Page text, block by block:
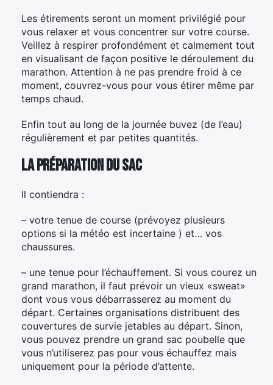
Les étirements seront un moment privilégié pour
vous relaxer et vous concentrer sur votre course.
Veillez à respirer profondément et calmement tout
en visualisant de façon positive le déroulement du
marathon. Attention à ne pas prendre froid à ce
moment, couvrez-vous pour vous étirer même par
temps chaud.
Enfin tout au long de la journée buvez (de l’eau)
régulièrement et par petites quantités.
La préparation du sac
Il contiendra :
– votre tenue de course (prévoyez plusieurs
options si la météo est incertaine ) et… vos
chaussures.
– une tenue pour l’échauffement. Si vous courez un
grand marathon, il faut prévoir un vieux «sweat»
dont vous vous débarrasserez au moment du
départ. Certaines organisations distribuent des
couvertures de survie jetables au départ. Sinon,
vous pouvez prendre un grand sac poubelle que
vous n’utiliserez pas pour vous échauffez mais
uniquement pour la période d’attente.